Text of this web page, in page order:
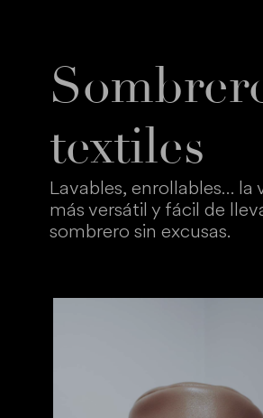
textiles
Lavables, enrollables… la
más versátil y fácil de
sombrero sin excusas.